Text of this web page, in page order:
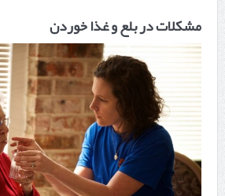
مشکلات در بلع و غذا خوردن